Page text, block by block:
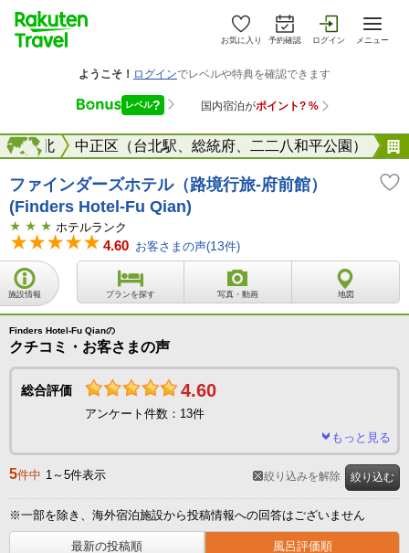
お気に入り 予約確認 ログイン メニュー
台北 中正区（台北駅、総統府、二二八和平公園）
海外
ファインダーズホテル（路境行旅-府前館）
(Finders Hotel-Fu Qian)
ホテルランク
4.60 お客さまの声(13件)
施設情報 プランを探す 写真・動画 地図
Finders Hotel-Fu Qianの
クチコミ・お客さまの声
総合評価 4.60
アンケート件数：13件
もっと見る
5件中 1～5件表示
※一部を除き、海外宿泊施設から投稿情報への回答はございません
最新の投稿順 風呂評価順
絞り込む
絞り込みを解除